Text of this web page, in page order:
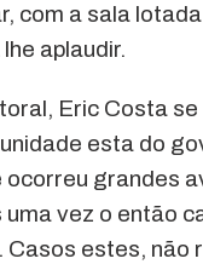
com a sala
aplaudir.
Eric Costa
esta do
grandes
uma vez o então
estes, não